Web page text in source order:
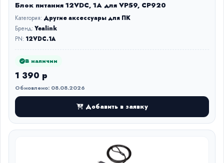
Блок питания 12VDC, 1A для VP59, CP920
Категория: Другие аксессуары для ПК
Бренд:Yealink
PN: 12VDC.1A
В наличии
1 390 р
Обновлено: 08.08.2026
Добавить в заявку